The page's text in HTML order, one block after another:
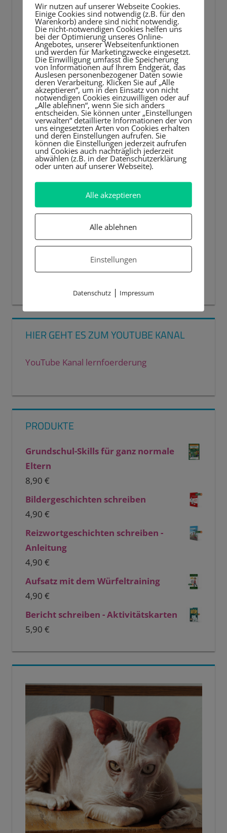
HIER GEHT ES ZUM YOUTUBE KANAL
YouTube Kanal lernfoerderung
PRODUKTE
Grundschul-Skills für ganz normale
Eltern
8,90 €
Bildergeschichten schreiben
4,90 €
Reizwortgeschichten schreiben -
Anleitung
4,90 €
Aufsatz mit dem Würfeltraining
4,90 €
Bericht schreiben - Aktivitätskarten
5,90 €
Wir nutzen auf unserer Webseite Cookies.
Einige Cookies sind notwendig (z.B. für den
Warenkorb) andere sind nicht notwendig.
Die nicht-notwendigen Cookies helfen uns
bei der Optimierung unseres Online-
Angebotes, unserer Webseitenfunktionen
und werden für Marketingzwecke eingesetzt.
Die Einwilligung umfasst die Speicherung
von Informationen auf Ihrem Endgerät, das
Auslesen personenbezogener Daten sowie
deren Verarbeitung. Klicken Sie auf „Alle
akzeptieren“, um in den Einsatz von nicht
notwendigen Cookies einzuwilligen oder auf
„Alle ablehnen“, wenn Sie sich anders
entscheiden. Sie können unter „Einstellungen
verwalten“ detaillierte Informationen der von
uns eingesetzten Arten von Cookies erhalten
und deren Einstellungen aufrufen. Sie
können die Einstellungen jederzeit aufrufen
und Cookies auch nachträglich jederzeit
abwählen (z.B. in der Datenschutzerklärung
oder unten auf unserer Webseite).
Alle akzeptieren
Alle ablehnen
Einstellungen
Datenschutz| Impressum